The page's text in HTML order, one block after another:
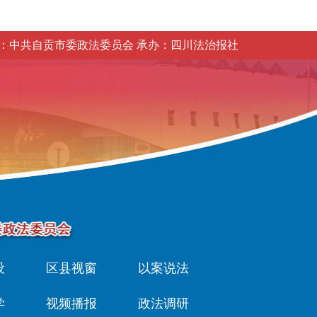
中共自贡市委政法委员会 承办：四川法治报社
区县视窗 以案说法
视频播报 政法调研